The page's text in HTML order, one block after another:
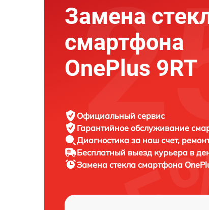
Замена
смартфона
OnePlus 9RT
Официальный сервис
Гарантийное обслуживание
Диагностика за наш счет,
Бесплатный выезд курьера в
Замена стекла смартфона